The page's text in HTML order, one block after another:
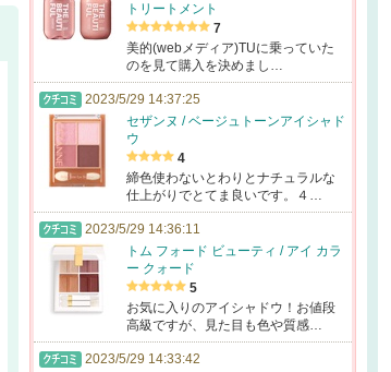
トリートメント
7
美的(webメディア)TUに乗っていた
のを見て購入を決めまし…
2023/5/29 14:37:25
セザンヌ / ベージュトーンアイシャド
ウ
4
締色使わないとわりとナチュラルな
仕上がりでとてま良いです。４…
2023/5/29 14:36:11
トム フォード ビューティ / アイ カラ
ー クォード
5
お気に入りのアイシャドウ！お値段
高級ですが、見た目も色や質感…
2023/5/29 14:33:42